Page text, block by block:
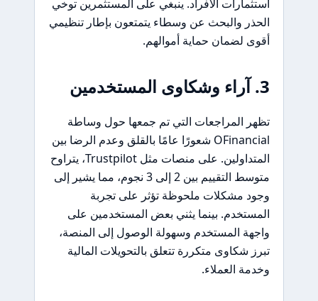
استثمارات الأفراد. ينبغي على المستثمرين توخي
الحذر والبحث عن وسطاء يتمتعون بإطار تنظيمي
أقوى لضمان حماية أموالهم.
3. آراء وشكاوى المستخدمين
تظهر المراجعات التي تم جمعها حول وساطة
OFinancial شعورًا عامًا بالقلق وعدم الرضا بين
المتداولين. على منصات مثل Trustpilot، يتراوح
متوسط التقييم بين 2 إلى 3 نجوم، مما يشير إلى
وجود مشكلات ملحوظة تؤثر على تجربة
المستخدم. بينما يثني بعض المستخدمين على
واجهة المستخدم وسهولة الوصول إلى المنصة،
تبرز شكاوى متكررة تتعلق بالتحويلات المالية
وخدمة العملاء.